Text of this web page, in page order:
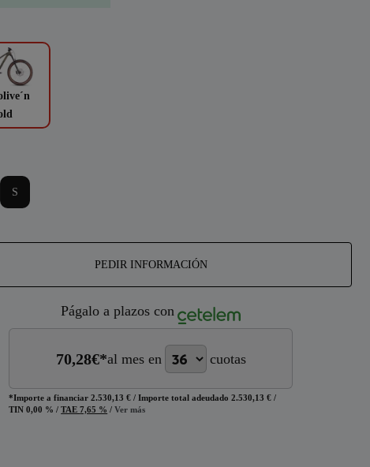
S
PEDIR INFORMACIÓN
Págalo a plazos con
70,28€*al mes en cuotas
*Importe a financiar2.530,13 € /Importe total adeudado2.530,13 € /
TIN0,00 % /TAE7,65 % /Ver más